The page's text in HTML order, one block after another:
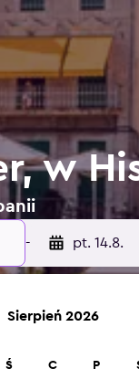
w
- pt. 14.8.
Sierpień 2026
Ś C P